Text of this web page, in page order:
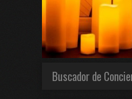
Buscador de